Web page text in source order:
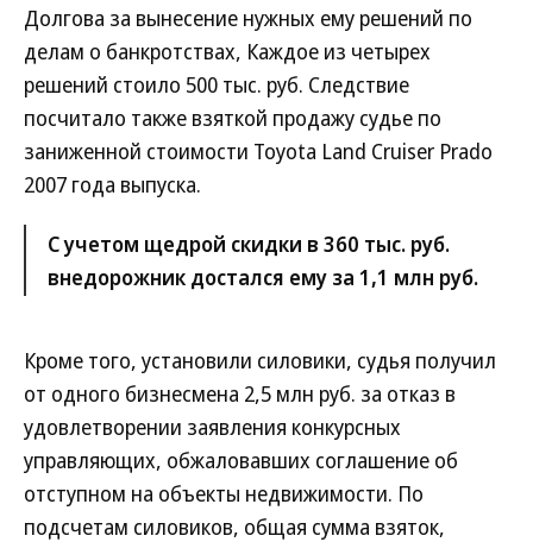
Долгова за вынесение нужных ему решений по
делам о банкротствах, Каждое из четырех
решений стоило 500 тыс. руб. Следствие
посчитало также взяткой продажу судье по
заниженной стоимости Toyota Land Cruiser Prado
2007 года выпуска.
С учетом щедрой скидки в 360 тыс. руб.
внедорожник достался ему за 1,1 млн руб.
Кроме того, установили силовики, судья получил
от одного бизнесмена 2,5 млн руб. за отказ в
удовлетворении заявления конкурсных
управляющих, обжаловавших соглашение об
отступном на объекты недвижимости. По
подсчетам силовиков, общая сумма взяток,